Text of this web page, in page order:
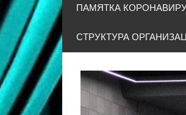
ПАМЯТКА
СТРУКТУРА